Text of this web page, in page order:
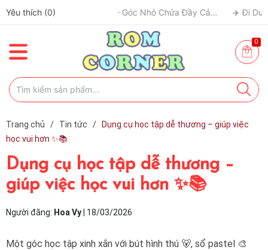
Yêu thích (0) 🎨 Một Bức Tranh – Góc Nhỏ Chứa Đầy Cảm Xúc ✨
0
Trang chủ / Tin tức /
Dụng cụ học tập dễ thương – giúp việc
học vui hơn ✨📚
Dụng cụ học tập dễ thương –
giúp việc học vui hơn ✨📚
Người đăng: Hoa Vy 18/03/2026
Một góc học tập xinh xắn với bút hình thú 🐻, sổ pastel 🎨